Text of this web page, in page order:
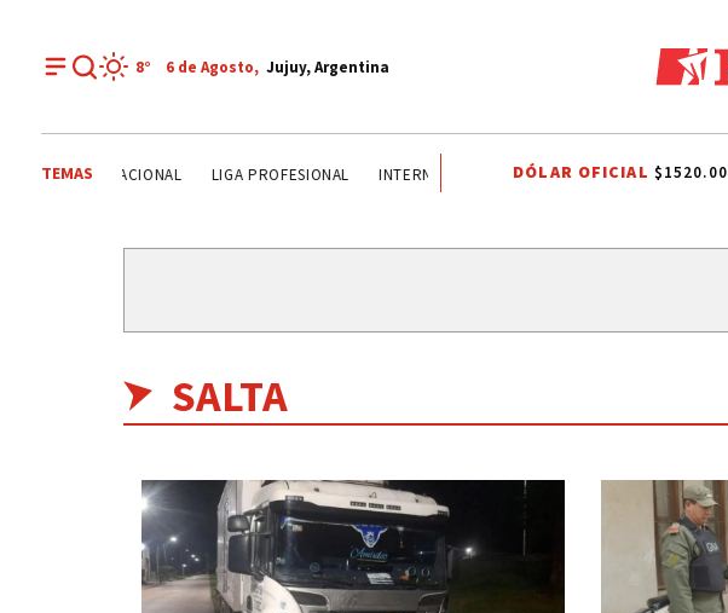
8° 6 de Agosto, Jujuy, Argentina
TEMAS
PRIMERA NACIONAL LIGA PROFESIONAL INTERNA JUSTICIALISTA INTERNA JUSTICIALISTA
DÓLAR OFICIAL $1520.00
SALTA